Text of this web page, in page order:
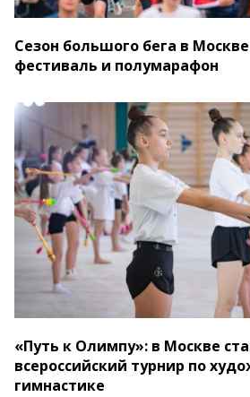
Сезон большого бега в
фестиваль и полумарафон
«Путь к Олимпу»: в Москве
всероссийский турнир по
гимнастике